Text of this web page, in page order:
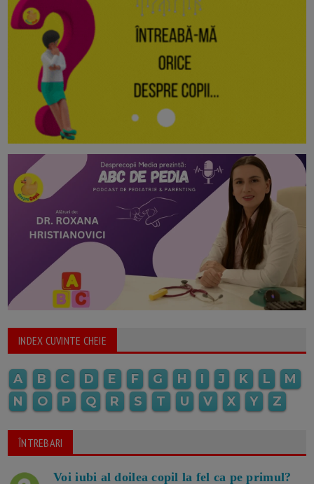
INDEX CUVINTE CHEIE
A B C D E F G H I J K L
M
N
O P Q R S T U V X Y Z
ÎNTREBARI
Voi iubi al doilea copil la fel ca pe primul?